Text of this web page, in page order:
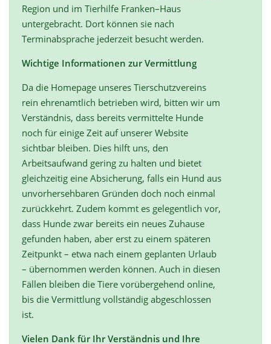
Region und im Tierhilfe Franken–Haus
untergebracht. Dort können sie nach
Terminabsprache jederzeit besucht werden.
Wichtige Informationen zur Vermittlung
Da die Homepage unseres Tierschutzvereins
rein ehrenamtlich betrieben wird, bitten wir um
Verständnis, dass bereits vermittelte Hunde
noch für einige Zeit auf unserer Website
sichtbar bleiben. Dies hilft uns, den
Arbeitsaufwand gering zu halten und bietet
gleichzeitig eine Absicherung, falls ein Hund aus
unvorhersehbaren Gründen doch noch einmal
zurückkehrt. Zudem kommt es gelegentlich vor,
dass Hunde zwar bereits ein neues Zuhause
gefunden haben, aber erst zu einem späteren
Zeitpunkt – etwa nach einem geplanten Urlaub
– übernommen werden können. Auch in diesen
Fällen bleiben die Tiere vorübergehend online,
bis die Vermittlung vollständig abgeschlossen
ist.
Vielen Dank für Ihr Verständnis und Ihre